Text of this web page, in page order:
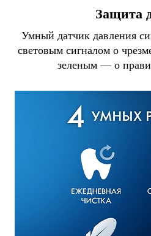
Защита
Умный датчик давления
световым сигналом о
зеленым — о